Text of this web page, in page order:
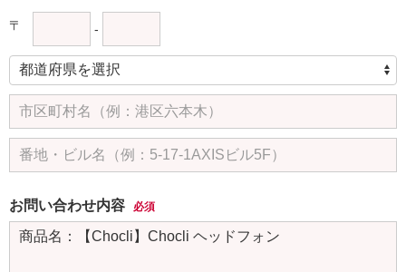
〒 -
お問い合わせ内容 必須